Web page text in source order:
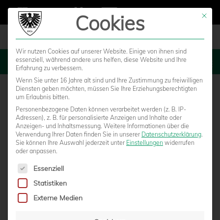
MENU
STEFFEN VOR MAINZ: „WIR HABEN GENUG
Mit
Cookies
Wir nutzen Cookies auf unserer Website. Einige von ihnen sind
essenziell, während andere uns helfen, diese Website und Ihre
Erfahrung zu verbessern.
Wenn Sie unter 16 Jahre alt sind und Ihre Zustimmung zu freiwilligen
Diensten geben möchten, müssen Sie Ihre Erziehungsberechtigten
um Erlaubnis bitten.
Personenbezogene Daten können verarbeitet werden (z. B. IP-
Adressen), z. B. für personalisierte Anzeigen und Inhalte oder
Anzeigen- und Inhaltsmessung. Weitere Informationen über die
Verwendung Ihrer Daten finden Sie in unserer Datenschutzerklärung.
Sie können Ihre Auswahl jederzeit unter Einstellungen widerrufen
oder anpassen.
Es folgt eine Liste der Service-Gruppen, für die eine
Essenziell
Statistiken
Externe Medien